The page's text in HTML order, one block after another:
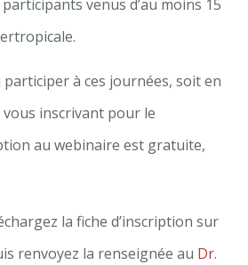
venus d’au moins 15
à ces journées, soit en
inscrivant pour le
au webinaire est gratuite,
la fiche d’inscription sur
renvoyez la renseignée au Dr.